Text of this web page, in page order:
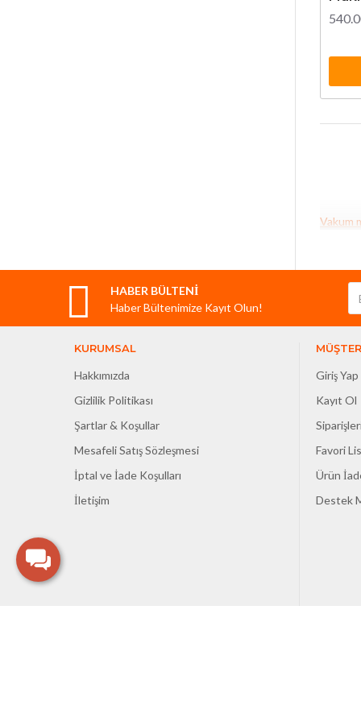
Vakum
Vakum
Vakum
HABER BÜLTENİ
Haber Bültenimize Kayıt Olun!
KURUMSAL
Hakkımızda
Gizlilik Politikası
Şartlar & Koşullar
Mesafeli Satış Sözleşmesi
İptal ve İade Koşulları
İletişim
Giriş Yap
Kayıt Ol
Favori
Ürün
Destek